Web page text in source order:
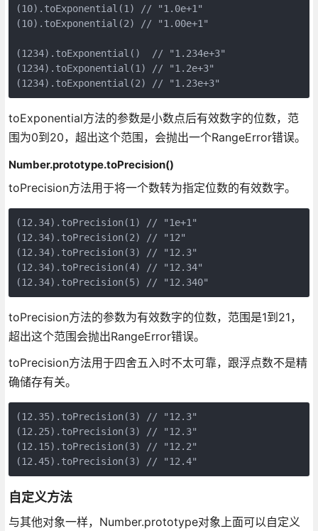
(10).toExponential(1) // "1.0e+1"
(10).toExponential(2) // "1.00e+1"
(1234).toExponential()  // "1.234e+3"
(1234).toExponential(1) // "1.2e+3"
toExponential方法的参数是小数点后有效数字的位数，范
围为0到20，超出这个范围，会抛出一个RangeError错误。
Number.prototype.toPrecision()
toPrecision方法用于将一个数转为指定位数的有效数字。
(12.34).toPrecision(1) // "1e+1"
(12.34).toPrecision(2) // "12"
(12.34).toPrecision(3) // "12.3"
(12.34).toPrecision(4) // "12.34"
toPrecision方法的参数为有效数字的位数，范围是1到21，
超出这个范围会抛出RangeError错误。
toPrecision方法用于四舍五入时不太可靠，跟浮点数不是精
确储存有关。
(12.35).toPrecision(3) // "12.3"
(12.25).toPrecision(3) // "12.3"
(12.15).toPrecision(3) // "12.2"
自定义方法
与其他对象一样，Number.prototype对象上面可以自定义